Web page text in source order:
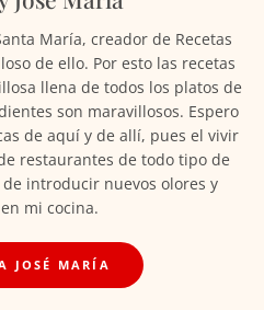
María, creador de Recetas
de ello. Por esto las recetas
llena de todos los platos de
son maravillosos. Espero
de aquí y de allí, pues el vivir
restaurantes de todo tipo de
introducir nuevos olores y
mi cocina.
JOSÉ MARÍA